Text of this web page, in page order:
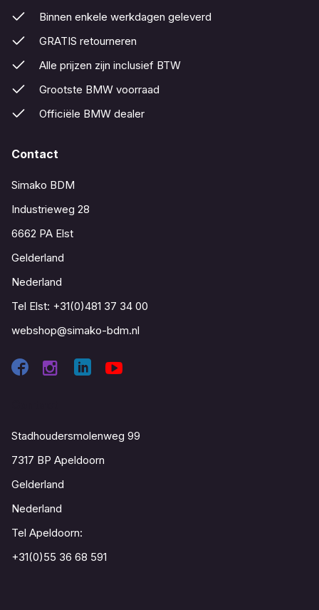
Binnen enkele werkdagen geleverd
GRATIS retourneren
Alle prijzen zijn inclusief BTW
Grootste BMW voorraad
Officiële BMW dealer
Contact
Simako BDM
Industrieweg 28
6662 PA Elst
Gelderland
Nederland
Tel Elst: +31(0)481 37 34 00
webshop@simako-bdm.nl
Stadhoudersmolenweg 99
7317 BP Apeldoorn
Gelderland
Nederland
Tel Apeldoorn:
+31(0)55 36 68 591